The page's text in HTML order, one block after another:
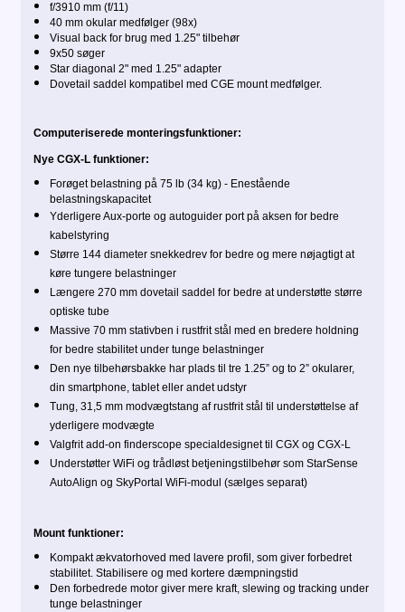
f/3910 mm (f/11)
40 mm okular medfølger (98x)
Visual back for brug med 1.25" tilbehør
9x50 søger
Star diagonal 2" med 1.25" adapter
Dovetail saddel kompatibel med CGE mount medfølger.
Computeriserede monteringsfunktioner:
Nye CGX-L funktioner:
Forøget belastning på 75 lb (34 kg) - Enestående
belastningskapacitet
Yderligere Aux-porte og autoguider port på aksen for bedre
kabelstyring
Større 144 diameter snekkedrev for bedre og mere nøjagtigt at
køre tungere belastninger
Længere 270 mm dovetail saddel for bedre at understøtte større
optiske tube
Massive 70 mm stativben i rustfrit stål med en bredere holdning
for bedre stabilitet under tunge belastninger
Den nye tilbehørsbakke har plads til tre 1.25” og to 2” okularer,
din smartphone, tablet eller andet udstyr
Tung, 31,5 mm modvægtstang af rustfrit stål til understøttelse af
yderligere modvægte
Valgfrit add-on finderscope specialdesignet til CGX og CGX-L
Understøtter WiFi og trådløst betjeningstilbehør som StarSense
AutoAlign og SkyPortal WiFi-modul (sælges separat)
Mount funktioner:
Kompakt ækvatorhoved med lavere profil, som giver forbedret
stabilitet. Stabilisere og med kortere dæmpningstid
Den forbedrede motor giver mere kraft, slewing og tracking under
tunge belastninger